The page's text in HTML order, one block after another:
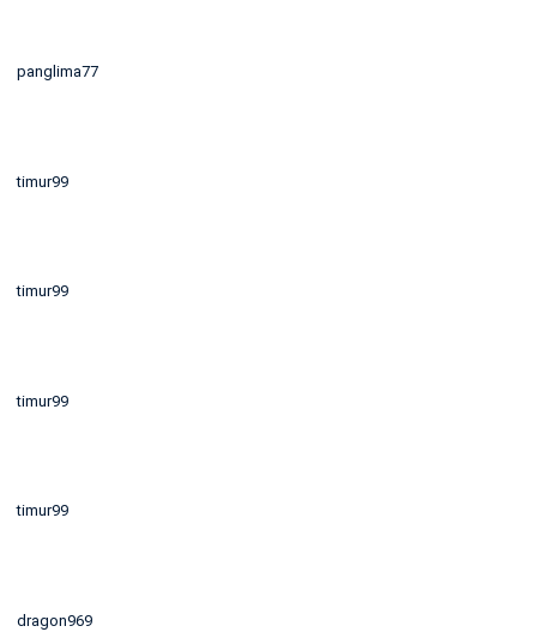
panglima77
timur99
timur99
timur99
timur99
dragon969